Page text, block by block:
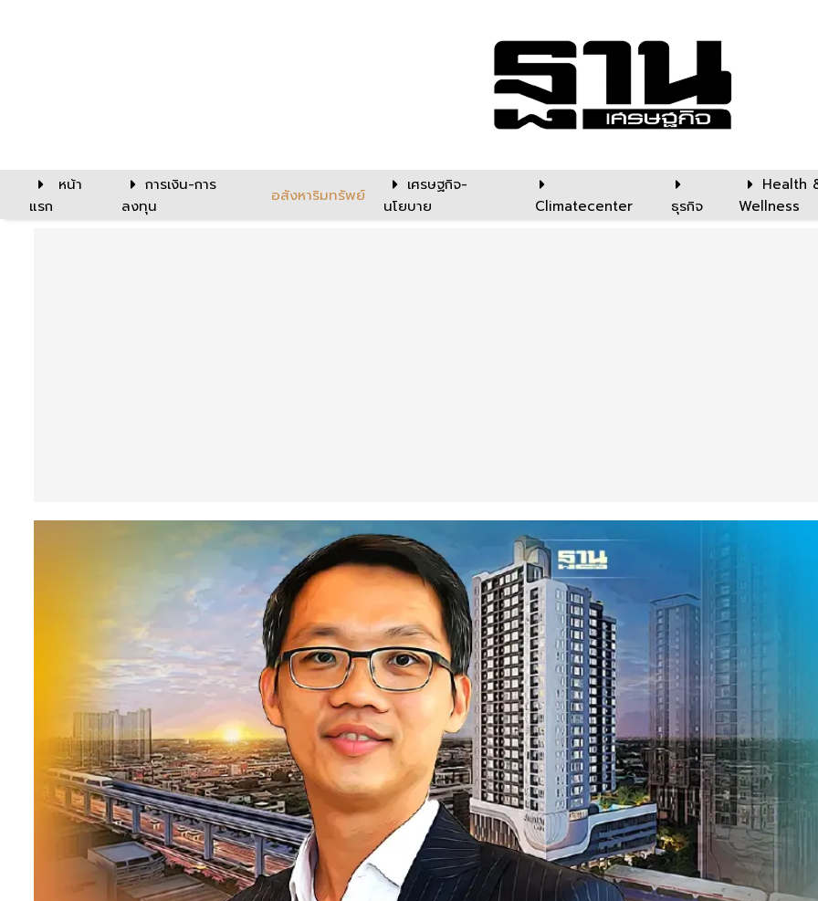
หน้า
แรก
การเงิน-การ
ลงทุน
อสังหาริมทรัพย์
เศรษฐกิจ-
นโยบาย
Climatecenter ธุรกิจ
Health
Wellness